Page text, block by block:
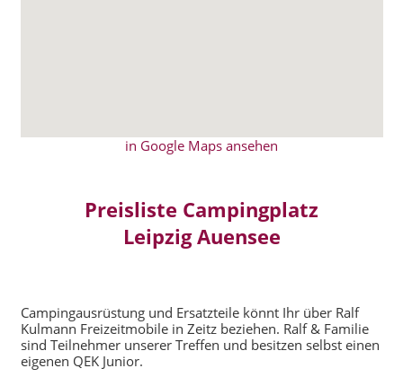
in Google Maps ansehen
Preisliste Campingplatz
Leipzig Auensee
Campingausrüstung und Ersatzteile könnt Ihr über Ralf
Kulmann Freizeitmobile in Zeitz beziehen. Ralf & Familie
sind Teilnehmer unserer Treffen und besitzen selbst einen
eigenen QEK Junior.